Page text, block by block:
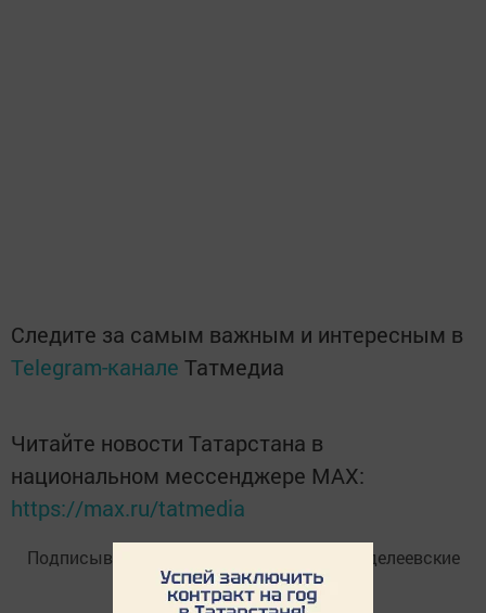
Следите за самым важным и интересным в
Telegram-канале Татмедиа
Читайте новости Татарстана в
национальном мессенджере MАХ:
https://max.ru/tatmedia
Подписывайтесь на
«Менделеевские
новости»